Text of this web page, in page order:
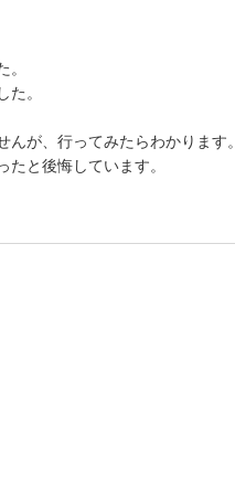
。
が、行ってみたらわかります。
と後悔しています。